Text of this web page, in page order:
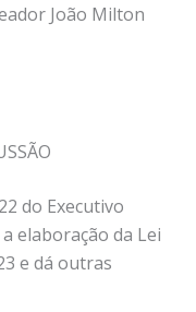
João Milton
do Executivo
elaboração da Lei
e dá outras